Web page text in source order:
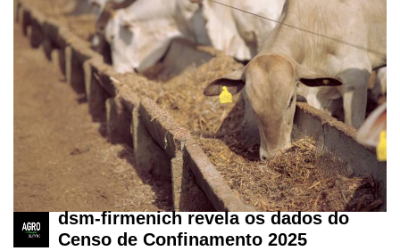
Cadastre-
se
dsm-firmenich revela os dados do
Censo de Confinamento 2025